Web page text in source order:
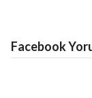
Facebook